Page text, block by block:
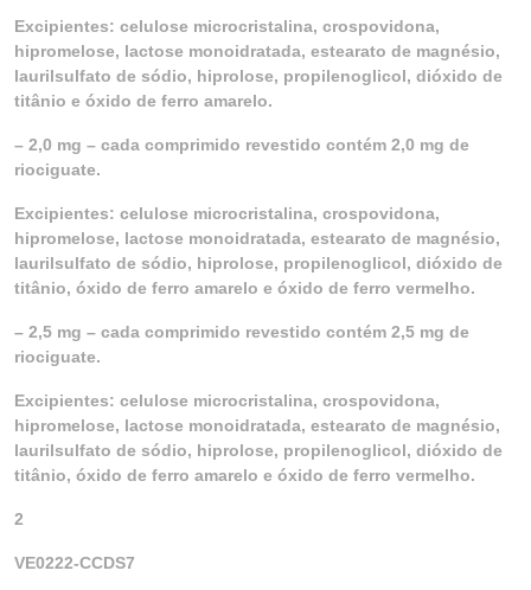
Excipientes: celulose microcristalina, crospovidona,
hipromelose, lactose monoidratada, estearato de magnésio,
laurilsulfato de sódio, hiprolose, propilenoglicol, dióxido de
titânio e óxido de ferro amarelo.
– 2,0 mg – cada comprimido revestido contém 2,0 mg de
riociguate.
Excipientes: celulose microcristalina, crospovidona,
hipromelose, lactose monoidratada, estearato de magnésio,
laurilsulfato de sódio, hiprolose, propilenoglicol, dióxido de
titânio, óxido de ferro amarelo e óxido de ferro vermelho.
– 2,5 mg – cada comprimido revestido contém 2,5 mg de
riociguate.
Excipientes: celulose microcristalina, crospovidona,
hipromelose, lactose monoidratada, estearato de magnésio,
laurilsulfato de sódio, hiprolose, propilenoglicol, dióxido de
titânio, óxido de ferro amarelo e óxido de ferro vermelho.
2
VE0222-CCDS7